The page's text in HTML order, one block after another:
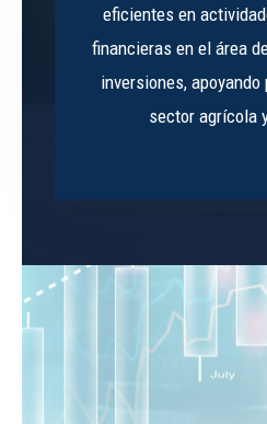
eficientes en
financieras en el área
inversiones,
sector agrícola